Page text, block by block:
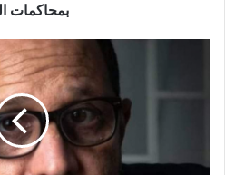
بمحاكمات